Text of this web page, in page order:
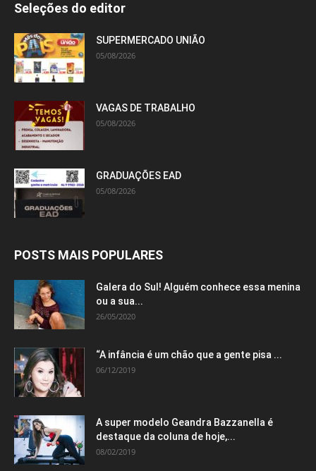
Seleções do editor
SUPERMERCADO UNIÃO
05/08/2026
VAGAS DE TRABALHO
05/08/2026
GRADUAÇÕES EAD
05/08/2026
POSTS MAIS POPULARES
Galera do Sul! Alguém conhece essa menina
ou a sua...
26/05/2020
“A infância é um chão que a gente pisa ...
06/12/2019
A super modelo Geandra Bazzanella é
destaque da coluna de hoje,...
08/02/2019